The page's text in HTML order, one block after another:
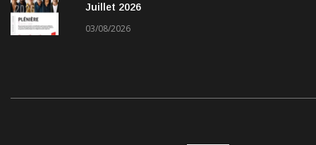
Juillet 2026
03/08/2026